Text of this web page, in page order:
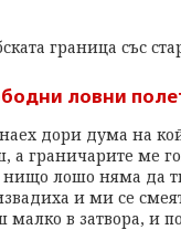
граница със
ловни
дори дума на
граничарите ме
лошо няма да
и ми се
в затвора, и